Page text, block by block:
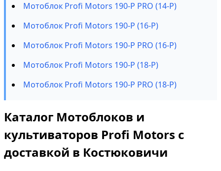
Мотоблок Profi Motors 190-P PRO (14-P)
Мотоблок Profi Motors 190-P (16-P)
Мотоблок Profi Motors 190-P PRO (16-P)
Мотоблок Profi Motors 190-P (18-P)
Мотоблок Profi Motors 190-P PRO (18-P)
Каталог Мотоблоков и
культиваторов Profi Motors с
доставкой в Костюковичи